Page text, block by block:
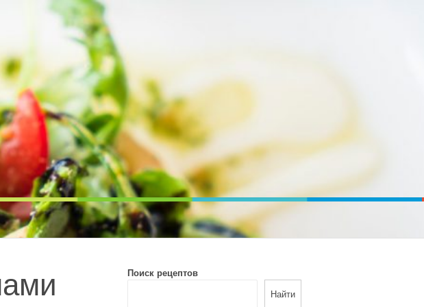
всех
ДЛЯ МИКРОВОЛНОВОЙ ПЕЧИ. ДИЕТИЧЕСКОЕ ПИТАНИЕ
Поиск рецептов
Найти